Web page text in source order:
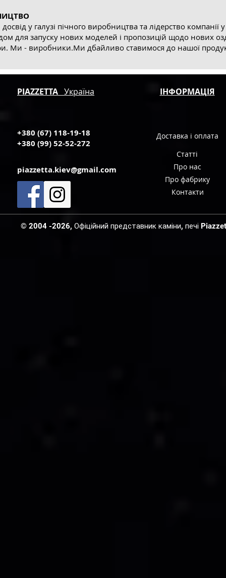
у галузі пічного виробництва та лідерство компанії
для запуску нових моделей і пропозицій щодо нових
Ми - виробники.Ми дбайливо ставимося до нашої
PIAZZETTA Україна ІНФОРМАЦІЯ
+380 (67) 118-19-18
+380 (99) 52-52-272
Доставка і оплата
Статті
piazzetta.kiev@gmail.com
Про нас
Про фабрику
Контакти
© 2004 -2026, Офіційний представник каміни, печі